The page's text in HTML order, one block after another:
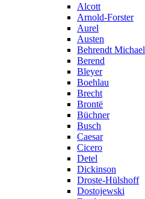
Alcott
Arnold-Forster
Aurel
Austen
Behrendt Michael
Berend
Bleyer
Boehlau
Brecht
Brontë
Büchner
Busch
Caesar
Cicero
Detel
Dickinson
Droste-Hülshoff
Dostojewski